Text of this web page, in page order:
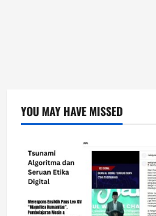
YOU MAY HAVE MISSED